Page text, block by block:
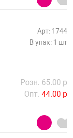
Арт: 1744
В упак: 1 шт
Розн. 65.00 р
Опт. 44.00 р